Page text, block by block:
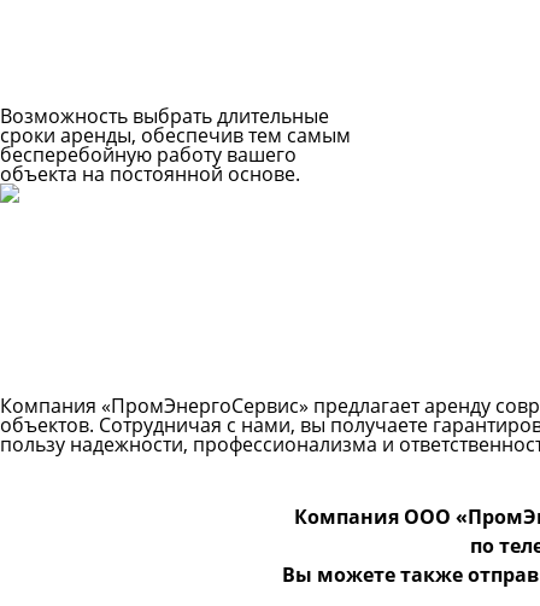
Возможность выбрать длительные
сроки аренды, обеспечив тем самым
бесперебойную работу вашего
объекта на постоянной основе.
Компания «ПромЭнергоСервис» предлагает аренду
объектов. Сотрудничая с нами, вы получаете
пользу надежности, профессионализма и
Компания ООО
по
Вы можете также